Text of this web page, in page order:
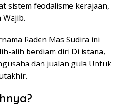
sistem feodalisme kerajaan,
Raden Mas Sudira ini
alih berdiam diri Di istana,
dan jualan gula Untuk